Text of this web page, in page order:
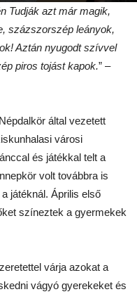
Tudják azt már magik,
százszorszép leányok,
Aztán nyugodt szívvel
piros tojást kapok.” –
által vezetett
városi
és játékkal telt a
volt továbbra is
játéknál. Április első
színeztek a gyermekek
zeretettel várja azokat a
vágyó gyerekeket és